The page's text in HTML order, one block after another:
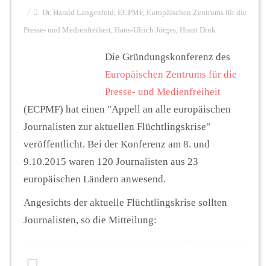
FUNKTURM-Beiträge
Podcast
Seminare
Unterstützen
Dr. Harald Langenfeld , ECPMF, Europäischen Zentrums für die
Presse- und Medienfreiheit, Hans-Ulrich Jörges, Hrant Dink
Die Gründungskonferenz des
Europäischen Zentrums für die
Presse- und Medienfreiheit
(ECPMF) hat einen "Appell an alle europäischen
Journalisten zur aktuellen Flüchtlingskrise"
veröffentlicht. Bei der Konferenz am 8. und
9.10.2015 waren 120 Journalisten aus 23
europäischen Ländern anwesend.
Angesichts der aktuelle Flüchtlingskrise sollten
Journalisten, so die Mitteilung: